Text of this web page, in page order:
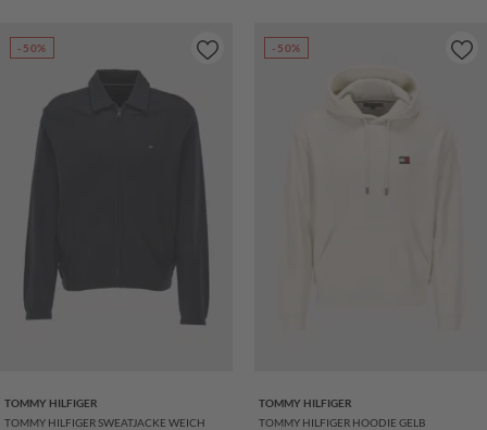
-50%
TOMMY HILFIGER
TOMMY HILFIGER SWEATJACKE WEICH
-50%
TOMMY HILFIGER
TOMMY HILFIGER HOODIE GELB